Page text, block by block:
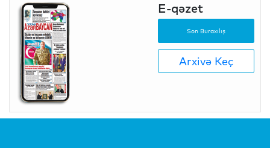
E-qəzet
Son Buraxılış
Arxivə Keç